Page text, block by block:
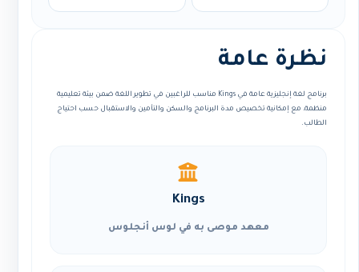
نظرة عامة
برنامج لغة إنجليزية عامة في Kings مناسب للراغبين في تطوير اللغة ضمن بيئة تعليمية
منظمة، مع إمكانية تخصيص مدة البرنامج والسكن والتأمين والاستقبال حسب احتياج
الطالب.
Kings
معهد موصى به في لوس أنجلوس